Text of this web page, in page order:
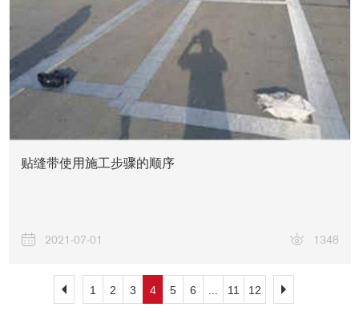
贴缝带使用施工步骤的顺序
2021-07-01 1348
1 2 3 4 5 6 11 12